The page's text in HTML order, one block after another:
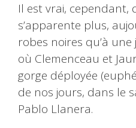
Il est vrai, cependant,
s’apparente plus,
robes noires qu’à
où Clemenceau et
gorge déployée
de nos jours, dans le
Pablo Llanera.